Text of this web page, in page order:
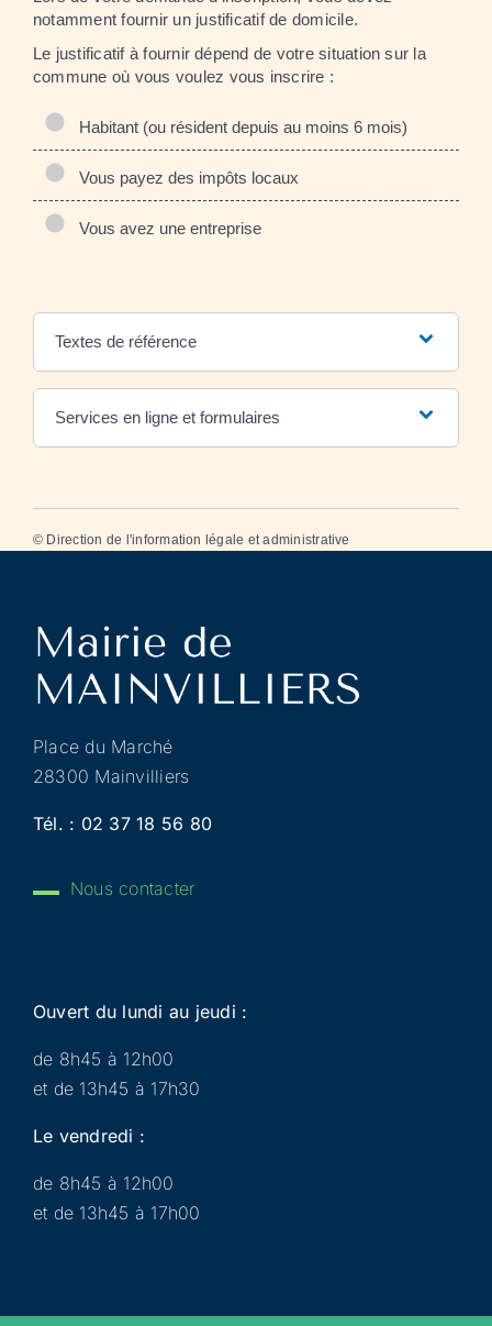
notamment fournir un justificatif de domicile.
Le justificatif à fournir dépend de votre situation sur la
commune où vous voulez vous inscrire :
Habitant (ou résident depuis au moins 6 mois)
Vous payez des impôts locaux
Vous avez une entreprise
Textes de référence
Services en ligne et formulaires
© Direction de l'information légale et administrative
Place du Marché
28300 Mainvilliers
Tél. : 02 37 18 56 80
Nous contacter
Ouvert du lundi au jeudi :
de 8h45 à 12h00
et de 13h45 à 17h30
Le vendredi :
de 8h45 à 12h00
et de 13h45 à 17h00